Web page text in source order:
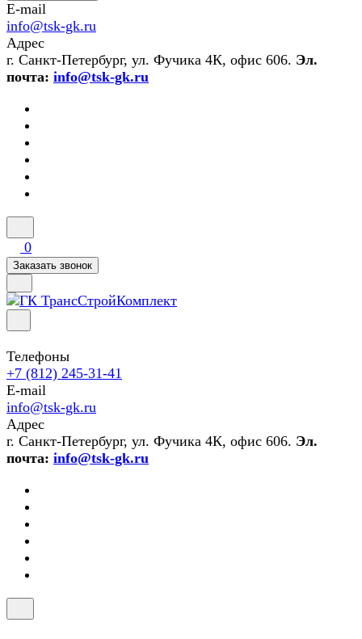
E-mail
info@tsk-gk.ru
Адрес
г. Санкт-Петербург, ул. Фучика 4К, офис 606. Эл.
почта: info@tsk-gk.ru
0
Заказать звонок
Телефоны
+7 (812) 245-31-41
E-mail
info@tsk-gk.ru
Адрес
г. Санкт-Петербург, ул. Фучика 4К, офис 606. Эл.
почта: info@tsk-gk.ru